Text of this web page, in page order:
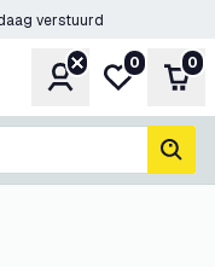
verstuurd
Account
Mijn
0 0